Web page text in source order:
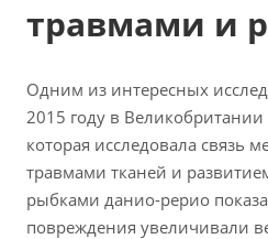
травмами и
Одним из интересных
2015 году в
которая исследовала связь
травмами тканей и
рыбками данио-рерио
повреждения увеличивали